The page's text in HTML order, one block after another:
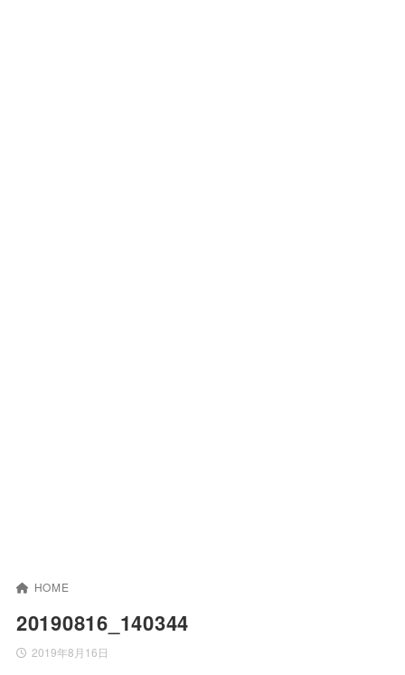
HOME
20190816_140344
2019年8月16日